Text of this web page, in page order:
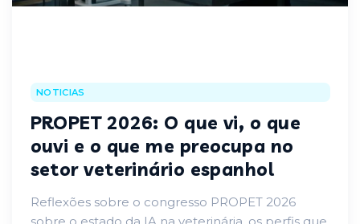
NOTICIAS
PROPET 2026: O que vi, o que
ouvi e o que me preocupa no
setor veterinário espanhol
Reflexões sobre o congresso PROPET 2026